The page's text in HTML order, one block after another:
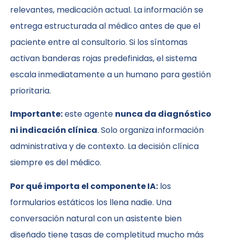
relevantes, medicación actual. La información se
entrega estructurada al médico antes de que el
paciente entre al consultorio. Si los síntomas
activan banderas rojas predefinidas, el sistema
escala inmediatamente a un humano para gestión
prioritaria.
Importante:este agente nunca da diagnóstico
ni indicación clínica. Solo organiza información
administrativa y de contexto. La decisión clínica
siempre es del médico.
Por qué importa el componente IA: los
formularios estáticos los llena nadie. Una
conversación natural con un asistente bien
diseñado tiene tasas de completitud mucho más